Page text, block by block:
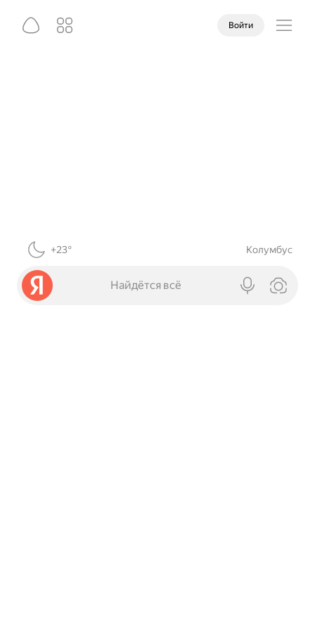
Войти
+23° Колумбус
Найдётся всё